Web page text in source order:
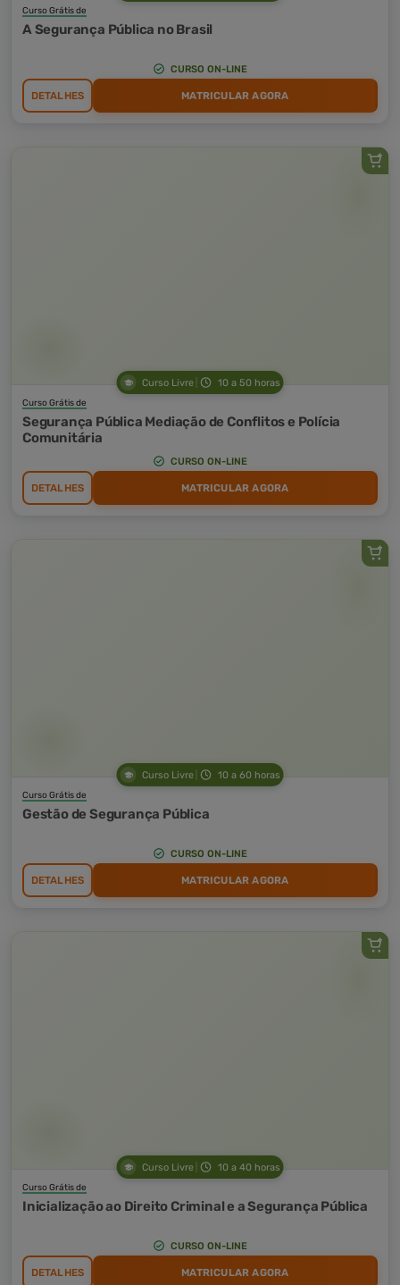
Curso Grátis de
A Segurança Pública no Brasil
CURSO ON-LINE
DETALHES MATRICULAR AGORA
Curso Livre 10 a 50 horas
Curso Grátis de
Segurança Pública Mediação de Conflitos e Polícia
Comunitária
CURSO ON-LINE
DETALHES MATRICULAR AGORA
Curso Livre 10 a 60 horas
Curso Grátis de
Gestão de Segurança Pública
CURSO ON-LINE
DETALHES MATRICULAR AGORA
Curso Livre 10 a 40 horas
Curso Grátis de
Inicialização ao Direito Criminal e a Segurança Pública
CURSO ON-LINE
DETALHES MATRICULAR AGORA